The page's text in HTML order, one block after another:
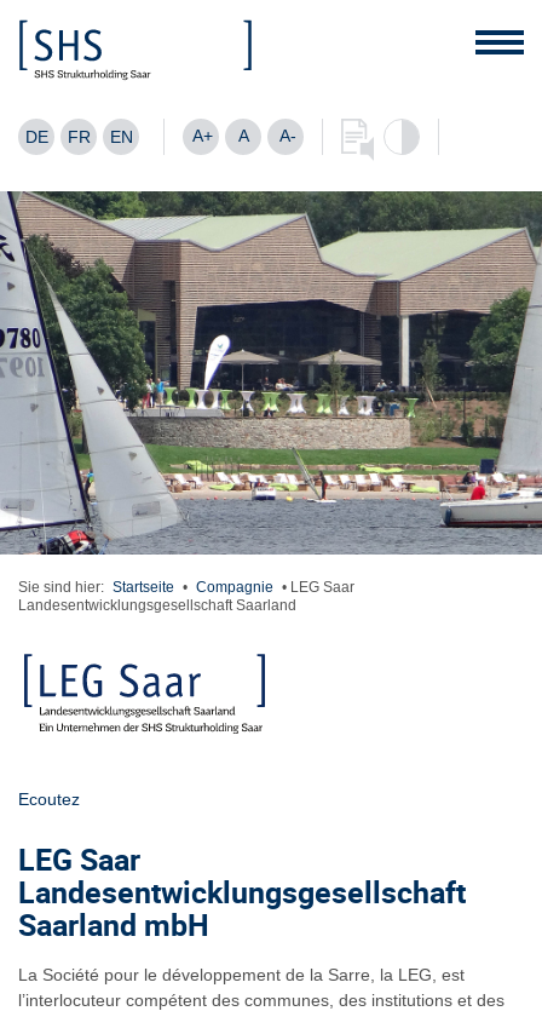
DE FR EN A+ A A-
Sie sind hier: Startseite • Compagnie • LEG Saar
Landesentwicklungsgesellschaft Saarland
Ecoutez
LEG Saar
Landesentwicklungsgesellschaft
Saarland mbH
La Société pour le développement de la Sarre, la LEG, est
l’interlocuteur compétent des communes, des institutions et des